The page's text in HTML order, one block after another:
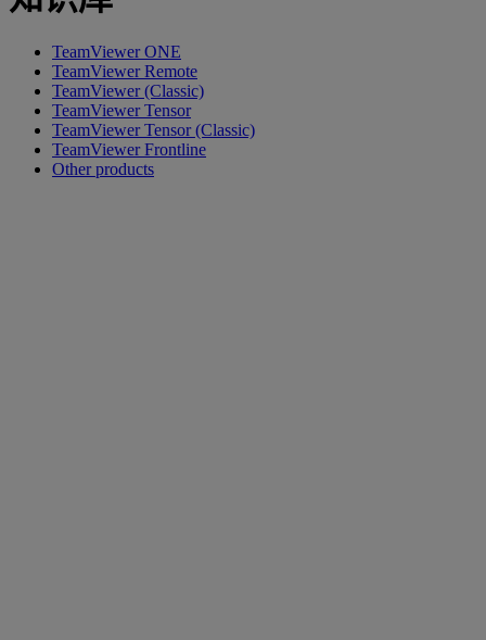
TeamViewer ONE
TeamViewer Remote
TeamViewer (Classic)
TeamViewer Tensor
TeamViewer Tensor (Classic)
TeamViewer Frontline
Other products